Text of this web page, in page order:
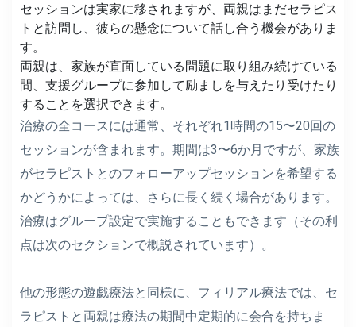
セッションは実家に移されますが、両親はまだセラピス
トと訪問し、彼らの懸念について話し合う機会がありま
す。
両親は、家族が直面している問題に取り組み続けている
間、支援グループに参加して励ましを与えたり受けたり
することを選択できます。
治療の全コースには通常、それぞれ1時間の15〜20回の
セッションが含まれます。期間は3〜6か月ですが、家族
がセラピストとのフォローアップセッションを希望する
かどうかによっては、さらに長く続く場合があります。
治療はグループ設定で実施することもできます（その利
点は次のセクションで概説されています）。
他の形態の遊戯療法と同様に、フィリアル療法では、セ
ラピストと両親は療法の期間中定期的に会合を持ちま